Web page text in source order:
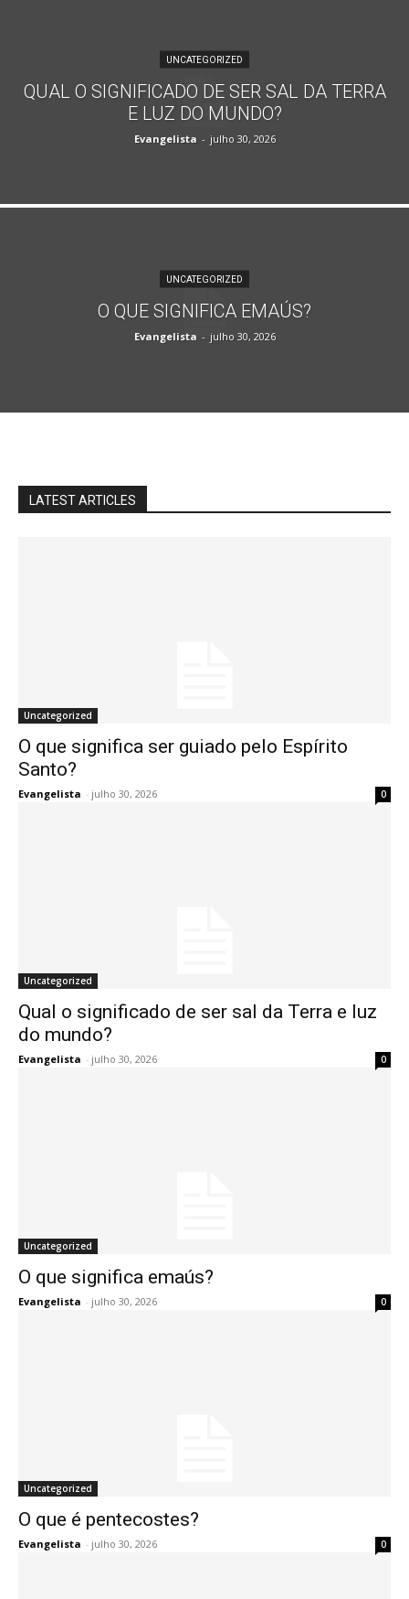
UNCATEGORIZED
QUAL O SIGNIFICADO DE SER SAL DA TERRA
E LUZ DO MUNDO?
Evangelista - julho 30, 2026
UNCATEGORIZED
O QUE SIGNIFICA EMAÚS?
Evangelista - julho 30, 2026
LATEST ARTICLES
Uncategorized
O que significa ser guiado pelo Espírito
Santo?
Evangelista - julho 30, 2026 0
Uncategorized
Qual o significado de ser sal da Terra e luz
do mundo?
Evangelista - julho 30, 2026 0
Uncategorized
O que significa emaús?
Evangelista - julho 30, 2026 0
Uncategorized
O que é pentecostes?
Evangelista - julho 30, 2026 0